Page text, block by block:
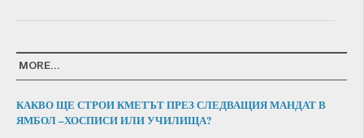
MORE...
КАКВО ЩЕ СТРОИ КМЕТЪТ ПРЕЗ СЛЕДВАЩИЯ МАНДАТ В
ЯМБОЛ –ХОСПИСИ ИЛИ УЧИЛИЩА?